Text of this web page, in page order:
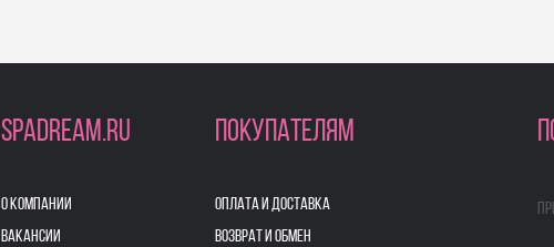
SPADREAM.RU
О КОМПАНИИ
ВАКАНСИИ
ПОКУПАТЕЛЯМ
ОПЛАТА И ДОСТАВКА
ВОЗВРАТ И ОБМЕН